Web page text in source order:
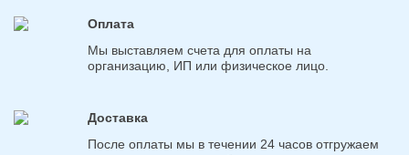
Оплата
Мы выставляем счета для оплаты на
организацию, ИП или физическое лицо.
Доставка
После оплаты мы в течении 24 часов отгружаем